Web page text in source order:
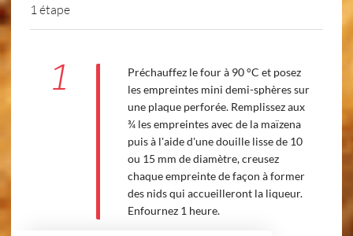
1 étape
1
Préchauffez le four à 90 °C et posez
les empreintes mini demi-sphères sur
une plaque perforée. Remplissez aux
¾ les empreintes avec de la maïzena
puis à l'aide d'une douille lisse de 10
ou 15 mm de diamètre, creusez
chaque empreinte de façon à former
des nids qui accueilleront la liqueur.
Enfournez 1 heure.